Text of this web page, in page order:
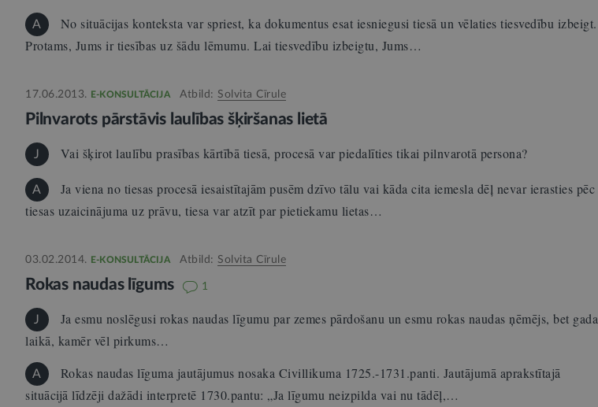
A
No situācijas konteksta var spriest, ka dokumentus esat iesniegusi tiesā un vēlaties tiesvedību izbeigt.
Protams, Jums ir tiesības uz šādu lēmumu. Lai tiesvedību izbeigtu, Jums…
17.06.2013. E-KONSULTĀCIJA Atbild: Solvita Cīrule
Pilnvarots pārstāvis laulības šķiršanas lietā
J Vai šķirot laulību prasības kārtībā tiesā, procesā var piedalīties tikai pilnvarotā persona?
A
Ja viena no tiesas procesā iesaistītajām pusēm dzīvo tālu vai kāda cita iemesla dēļ nevar ierasties pēc
tiesas uzaicinājuma uz prāvu, tiesa var atzīt par pietiekamu lietas…
03.02.2014. E-KONSULTĀCIJA Atbild: Solvita Cīrule
Rokas naudas līgums 1
J
Ja esmu noslēgusi rokas naudas līgumu par zemes pārdošanu un esmu rokas naudas ņēmējs, bet gada
laikā, kamēr vēl pirkums…
A
Rokas naudas līguma jautājumus nosaka Civillikuma 1725.-1731.panti. Jautājumā aprakstītajā
situācijā līdzēji dažādi interpretē 1730.pantu: „Ja līgumu neizpilda vai nu tādēļ,…